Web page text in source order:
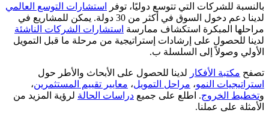
بالنسبة للشركات التي تتوسع دوليًا، توفر
استشارات التوسع العالمي
لدينا دعم دخول السوق في أكثر من 30 دولة. يمكن للمشاريع في
مراحلها المبكرة استكشاف ممارسة استشارات الشركات الناشئة
لدينا للحصول على إرشادات إستراتيجية من مرحلة ما قبل التمويل
الأولي وصولاً إلى السلسلة ب.
تصفح مكتبة الأفكار لدينا للحصول على الأبحاث والأطر حول
استراتيجيات النمو، مراحل التمويل، معايير تقييم المستثمرين،
وتخطيط الخروج. اطلع على جميع دراسات الحالة لرؤية المزيد من
الأمثلة على عملنا.